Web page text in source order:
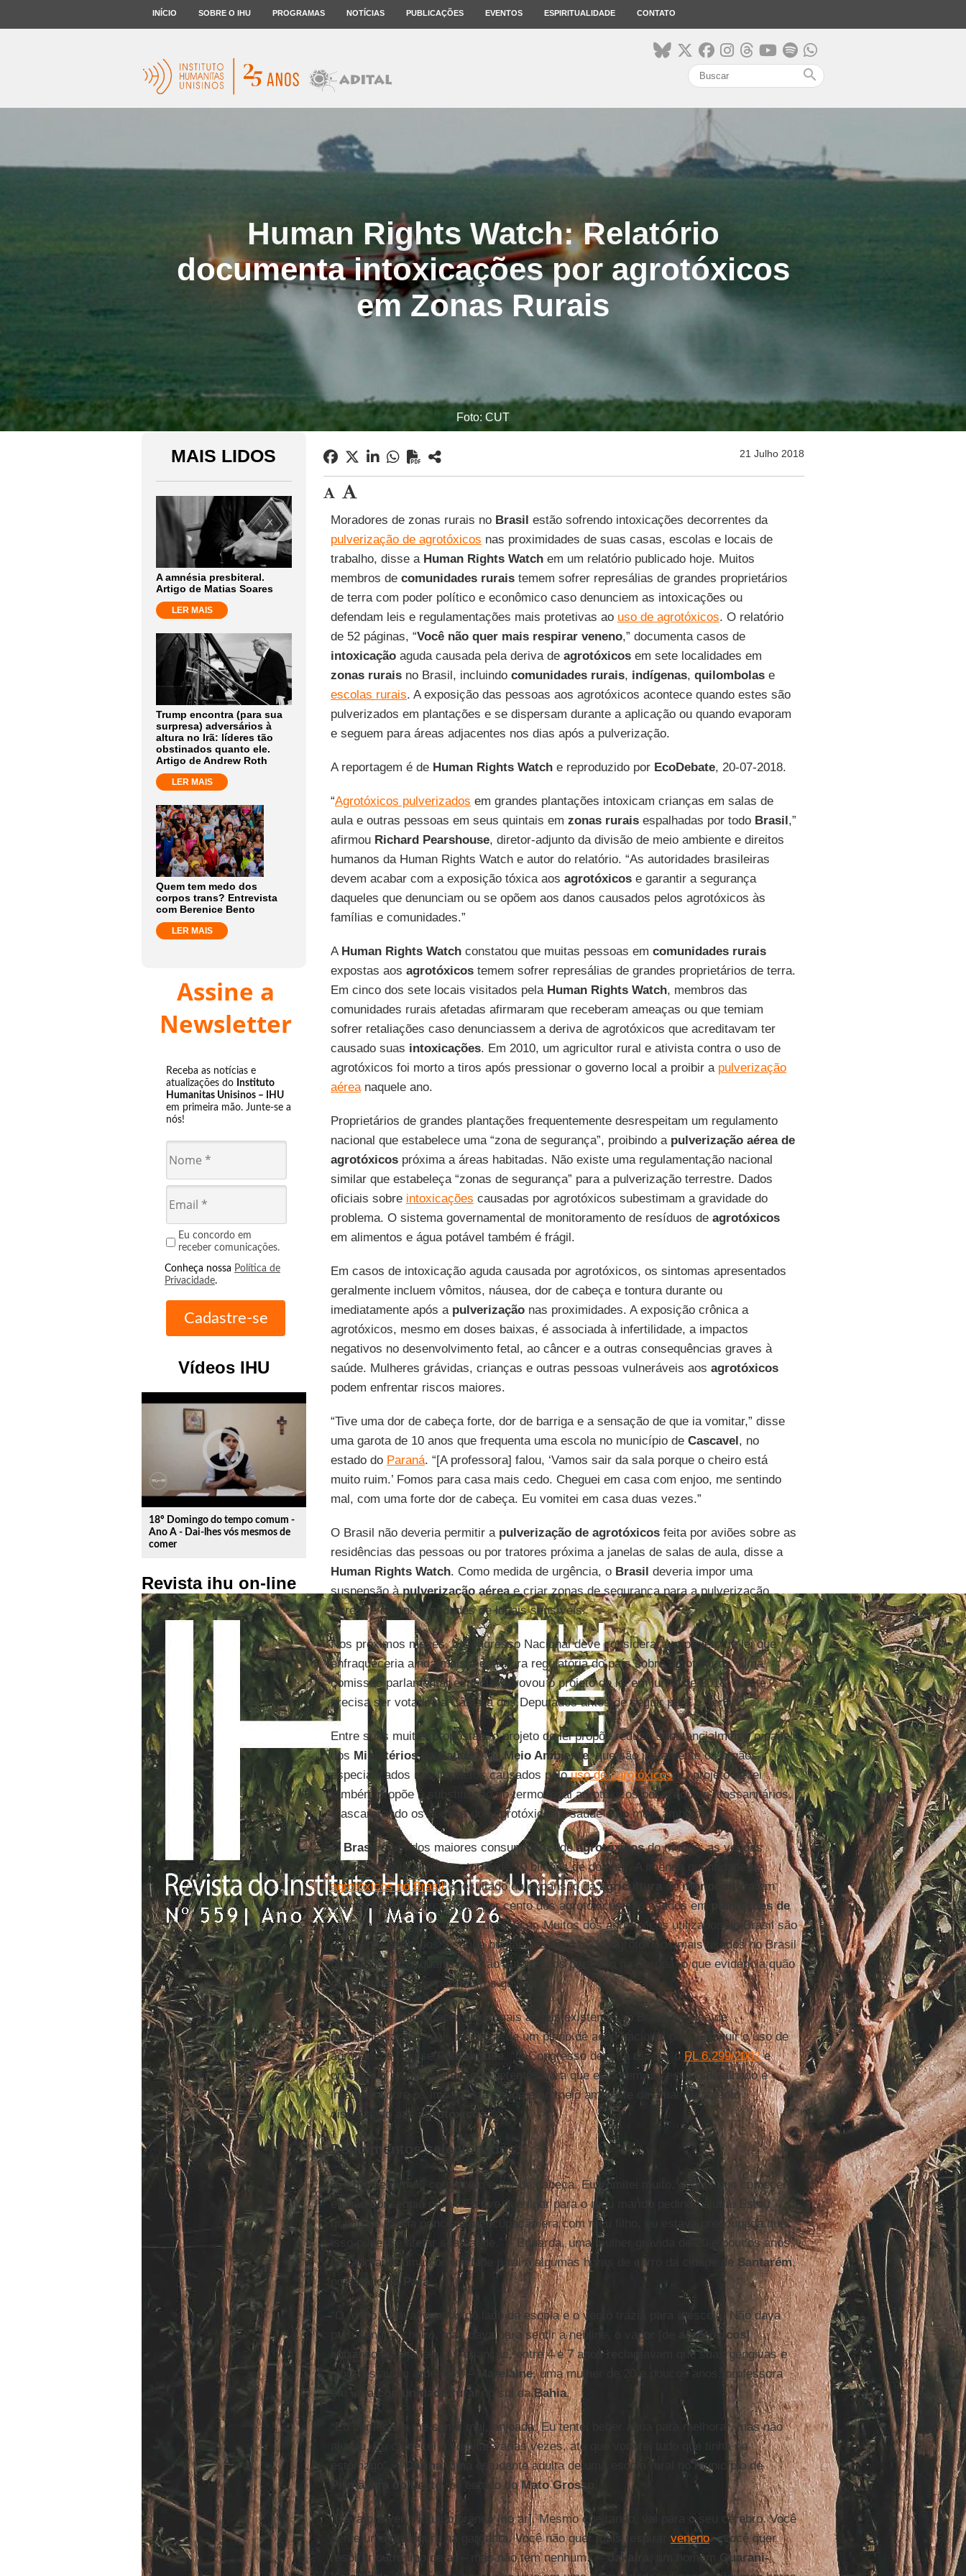
INÍCIO SOBRE O IHU PROGRAMAS NOTÍCIAS PUBLICAÇÕES EVENTOS ESPIRITUALIDADE CONTATO
search
Human Rights Watch: Relatório
documenta intoxicações por agrotóxicos
em Zonas Rurais
Foto: CUT
MAIS LIDOS
A amnésia presbiteral.
Artigo de Matias Soares
LER MAIS
Trump encontra (para sua
surpresa) adversários à
altura no Irã: líderes tão
obstinados quanto ele.
Artigo de Andrew Roth
LER MAIS
Quem tem medo dos
corpos trans? Entrevista
com Berenice Bento
LER MAIS
Assine a
Newsletter
Receba as notícias e
atualizações do Instituto
Humanitas Unisinos – IHU
em primeira mão. Junte-se a
nós!
Eu concordo em
receber comunicações.
Conheça nossa Política de
Privacidade.
Vídeos IHU
play_circle_outline
18º Domingo do tempo comum -
Ano A - Dai-lhes vós mesmos de
comer
Revista ihu on-line
21 Julho 2018
Moradores de zonas rurais no Brasil estão sofrendo intoxicações decorrentes da
pulverização de agrotóxicos nas proximidades de suas casas, escolas e locais de
trabalho, disse a Human Rights Watchem um relatório publicado hoje. Muitos
membros de comunidades ruraistemem sofrer represálias de grandes proprietários
de terra com poder político e econômico caso denunciem as intoxicações ou
defendam leis e regulamentações mais protetivas ao uso de agrotóxicos. O relatório
de 52 páginas, “Você não quer mais respirar veneno,” documenta casos de
intoxicaçãoaguda causada pela deriva de agrotóxicosem sete localidades em
zonas ruraisno Brasil, incluindo comunidades rurais, indígenas, quilombolase
escolas rurais. A exposição das pessoas aos agrotóxicos acontece quando estes são
pulverizados em plantações e se dispersam durante a aplicação ou quando evaporam
e seguem para áreas adjacentes nos dias após a pulverização.
A reportagem é de Human Rights Watche reproduzido por EcoDebate, 20-07-2018.
“Agrotóxicos pulverizados em grandes plantações intoxicam crianças em salas de
aula e outras pessoas em seus quintais em zonas ruraisespalhadas por todo Brasil,”
afirmou Richard Pearshouse, diretor-adjunto da divisão de meio ambiente e direitos
humanos da Human Rights Watch e autor do relatório. “As autoridades brasileiras
devem acabar com a exposição tóxica aos agrotóxicose garantir a segurança
daqueles que denunciam ou se opõem aos danos causados pelos agrotóxicos às
famílias e comunidades.”
A Human Rights Watchconstatou que muitas pessoas em comunidades rurais
expostas aos agrotóxicostemem sofrer represálias de grandes proprietários de terra.
Em cinco dos sete locais visitados pela Human Rights Watch, membros das
comunidades rurais afetadas afirmaram que receberam ameaças ou que temiam
sofrer retaliações caso denunciassem a deriva de agrotóxicos que acreditavam ter
causado suas intoxicações. Em 2010, um agricultor rural e ativista contra o uso de
agrotóxicos foi morto a tiros após pressionar o governo local a proibir a pulverização
aéreanaquele ano.
Proprietários de grandes plantações frequentemente desrespeitam um regulamento
nacional que estabelece uma “zona de segurança”, proibindo a pulverização aérea de
agrotóxicospróxima a áreas habitadas. Não existe uma regulamentação nacional
similar que estabeleça “zonas de segurança” para a pulverização terrestre. Dados
oficiais sobre intoxicações causadas por agrotóxicos subestimam a gravidade do
problema. O sistema governamental de monitoramento de resíduos de agrotóxicos
em alimentos e água potável também é frágil.
Em casos de intoxicação aguda causada por agrotóxicos, os sintomas apresentados
geralmente incluem vômitos, náusea, dor de cabeça e tontura durante ou
imediatamente após a pulverizaçãonas proximidades. A exposição crônica a
agrotóxicos, mesmo em doses baixas, é associada à infertilidade, a impactos
negativos no desenvolvimento fetal, ao câncer e a outras consequências graves à
saúde. Mulheres grávidas, crianças e outras pessoas vulneráveis aos agrotóxicos
podem enfrentar riscos maiores.
“Tive uma dor de cabeça forte, dor de barriga e a sensação de que ia vomitar,” disse
uma garota de 10 anos que frequenta uma escola no município de Cascavel, no
estado do Paraná. “[A professora] falou, ‘Vamos sair da sala porque o cheiro está
muito ruim.’ Fomos para casa mais cedo. Cheguei em casa com enjoo, me sentindo
mal, com uma forte dor de cabeça. Eu vomitei em casa duas vezes.”
O Brasil não deveria permitir a pulverização de agrotóxicosfeita por aviões sobre as
residências das pessoas ou por tratores próxima a janelas de salas de aula, disse a
Human Rights Watch. Como medida de urgência, o Brasil deveria impor uma
suspensão àpulverização aéreae criar zonas de segurança para a pulverização
terrestre nas proximidades de locais sensíveis.
Nos próximos meses, o Congresso Nacional deve considerar um projeto de lei que
enfraqueceria ainda mais a estrutura regulatória do país sobre agrotóxicos. Uma
comissão parlamentar especial aprovou o projeto de lei em junho de 2018, e este
precisa ser votado na Câmara dos Deputados antes de seguir para o Senado.
Entre suas muitas propostas, o projeto de lei propõe reduzir substancialmente o papel
dos Ministérios da Saúdee doMeio Ambiente, que são justamente os órgãos
especializados nos impactos causados pelouso de agrotóxicos. O projeto de lei
também propõe a substituição do termo legal agrotóxicos por produtos fitossanitários,
mascararando os perigos dos agrotóxicos à saúde e ao meio ambiente.
O Brasilé um dos maiores consumidores deagrotóxicosdo mundo: as vendas
anuais no país giram em torno de 10 bilhões de dólares. A imensa quantidade de
agrotóxicos no Brasilé resultado da expansão daagricultura demonocultura
em
grande escala. Cerca de 80 por cento dos agrotóxicos são usados em
plantações de
soja, milho, algodão e cana-de-açúcar. Muitos dos agrotóxicos utilizados no Brasil são
altamente perigosos à saúde humana. Dentre os 10 agrotóxicos mais usados no Brasil
no ano de 2016, quatro não são autorizados para uso na Europa, o que evidencia quão
perigosos eles são para outros governos.
“Em vez de enfraquecer ainda mais as leis existentes, o Brasil precisa de
regulamentações mais rígidas e de um plano de ação nacional para diminuir o uso de
agrotóxicos,” disse
Pearshouse. “O Congresso deveria rejeitar o PL 6.299/2002e
pressionar os ministérios competentes para que elaborem um estudo detalhado e
imediato sobre os impactos à saúde e ao meio ambiente do atual tratamento
dispensado aosagrotóxicos.”
Depoimentos selecionados:
“Eu me senti mal, com enjoo e dor de cabeça. Eu vomitei muito, depois que comecei
eu não conseguia parar. Eu tive que ligar para o meu marido pedindo ajuda. Estou
grávida e minha principal preocupação era com meu filho, eu estava preocupada que
isso pudesse afetar sua saúde.” – Eduarda, uma mulher grávida de 20 e poucos anos,
moradora de uma comunidade rural a algumas horas de carro da cidade de Santarém,
no estado do Pará.
“O avião estava jogando do lado da escola e o vento trazia para a escola. Não dava
para sentir o cheiro, mas dava para sentir a nebline, o vapor [de
agrotóxicos]
entrando pela janela. As crianças, entre 4 e 7 anos reclamavam que suas gengivas e
olhos estavam ardendo.” –
Marelaine, uma mulher de 20 e poucos anos, professora
em umacomunidade rural no sul daBahia.
“Eu comecei a me sentir mal, enjoada. Eu tentei beber água para melhorar, mas não
ajudou. Eu comecei a vomitar várias vezes, até que vomitei tudo que tinha no
estômago”. –Carina, uma estudante adulta de uma escola rural no município de
Primavera do Leste , no estado doMato Grosso
“Dava pra ver o líquido branco [no ar]. Mesmo cheirando, vai para o seu cérebro. Você
sente uma amargura na garganta. Você não quer mais respirar veneno– você quer
respirar outro tipo de ar – mas não tem nenhum.” –
Jakaira , um homem
Guarani-